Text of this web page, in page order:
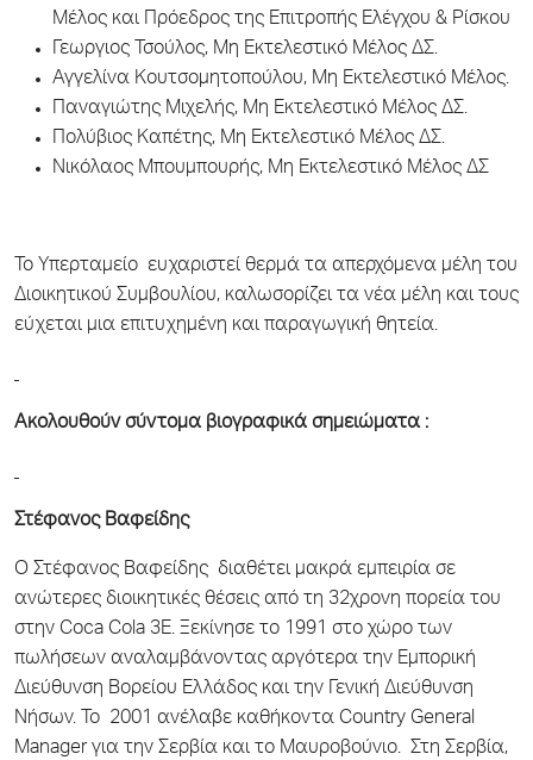
Μέλος και Πρόεδρος της Επιτροπής Ελέγχου & Ρίσκου
Γεωργιος Τσούλος, Μη Εκτελεστικό Μέλος ΔΣ.
Αγγελίνα Κουτσομητοπούλου, Μη Εκτελεστικό Μέλος.
Παναγιώτης Μιχελής, Μη Εκτελεστικό Μέλος ΔΣ.
Πολύβιος Καπέτης, Μη Εκτελεστικό Μέλος ΔΣ.
Νικόλαος Μπουμπουρής, Μη Εκτελεστικό Μέλος ΔΣ
Το Υπερταμείο ευχαριστεί θερμά τα απερχόμενα μέλη του
Διοικητικού Συμβουλίου, καλωσορίζει τα νέα μέλη και τους
εύχεται μια επιτυχημένη και παραγωγική θητεία.
Ακολουθούν σύντομα βιογραφικά σημειώματα :
Στέφανος Βαφείδης
Ο Στέφανος Βαφείδης διαθέτει μακρά εμπειρία σε
ανώτερες διοικητικές θέσεις από τη 32χρονη πορεία του
στην Coca Cola 3E. Ξεκίνησε το 1991 στο χώρο των
πωλήσεων αναλαμβάνοντας αργότερα την Εμπορική
Διεύθυνση Βορείου Ελλάδος και την Γενική Διεύθυνση
Νήσων. Το 2001 ανέλαβε καθήκοντα Country General
Manager για την Σερβία και το Μαυροβούνιο. Στη Σερβία,